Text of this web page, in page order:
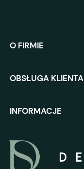
O FIRMIE
OBSŁUGA KLIENTA
INFORMACJE